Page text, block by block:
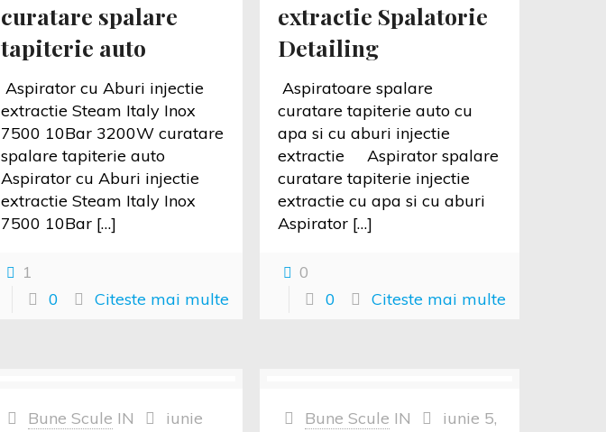
curatare spalare
tapiterie auto
Aspirator cu Aburi injectie
extractie Steam Italy Inox
7500 10Bar 3200W curatare
spalare tapiterie auto
Aspirator cu Aburi injectie
extractie Steam Italy Inox
7500 10Bar[…]
1
0
Citeste mai multe
extractie Spalatorie
Detailing
Aspiratoare spalare
curatare tapiterie auto cu
apa si cu aburi injectie
extractie Aspirator spalare
curatare tapiterie injectie
extractie cu apa si cu aburi
Aspirator[…]
0
0
Citeste mai multe
Bune Scule IN
iunie
Bune Scule IN
iunie 5,